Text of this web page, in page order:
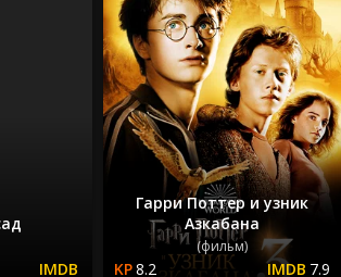
Гарри Поттер и узник
Азкабана
(фильм)
8.2 7.9